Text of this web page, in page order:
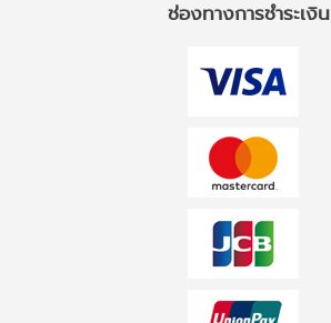
ช่องทางการชำระเงิน